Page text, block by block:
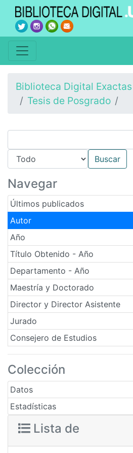
Biblioteca Digital Exactas
Tesis de Posgrado
Navegar
Últimos publicados
Autor
Año
Título Obtenido - Año
Departamento - Año
Maestría y Doctorado
Director y Director Asistente
Jurado
Consejero de Estudios
Colección
Datos
Estadísticas
Lista de